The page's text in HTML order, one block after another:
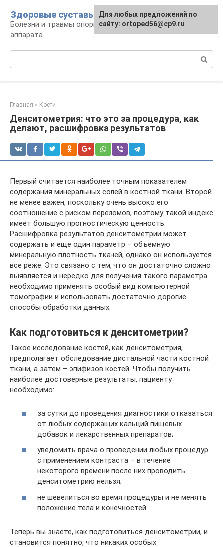
контенту
Здоровые суставы
Болезни и травмы опорно-двигательного
аппарата
Главная » Кости
Денситометрия: что это за процедура, как
делают, расшифровка результатов
Первый считается наиболее точным показателем
содержания минеральных солей в костной ткани. Второй
не менее важен, поскольку очень высоко его
соотношение с риском переломов, поэтому такой индекс
имеет большую прогностическую ценность.
Расшифровка результатов денситометрии может
содержать и еще один параметр – объемную
минеральную плотность тканей, однако он используется
все реже. Это связано с тем, что он достаточно сложно
выявляется и нередко для получения такого параметра
необходимо применять особый вид компьютерной
томографии и использовать достаточно дорогие
способы обработки данных.
Как подготовиться к денситометрии?
Такое исследование костей, как денситометрия,
предполагает обследование дистальной части костной
ткани, а затем – эпифизов костей. Чтобы получить
наиболее достоверные результаты, пациенту
необходимо:
за сутки до проведения диагностики отказаться
от любых содержащих кальций пищевых
добавок и лекарственных препаратов;
уведомить врача о проведении любых процедур
с применением контраста – в течение
некоторого времени после них проводить
денситометрию нельзя;
не шевелиться во время процедуры и не менять
положение тела и конечностей.
Теперь вы знаете, как подготовиться денситометрии, и
становится понятно, что никаких особых
Для любых предложений по
сайту: ortoped56@cp9.ru